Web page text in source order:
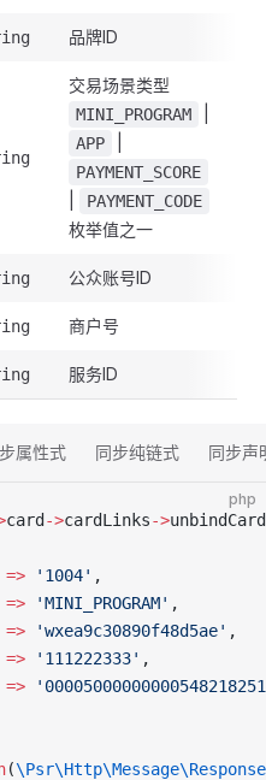
品牌ID
交易场景类型
MINI_PROGRAM
APP
PAYMENT_SCORE
PAYMENT_CODE
枚举值之一
公众账号ID
商户号
服务ID
属性式 同步纯链式 同步声
php
card ->cardLinks->
=>
'1004' ,
=>
'MINI_PROGRAM' ,
=>
'wxea9c30890f48d5ae' ,
=> '111222333' ,
=>
(